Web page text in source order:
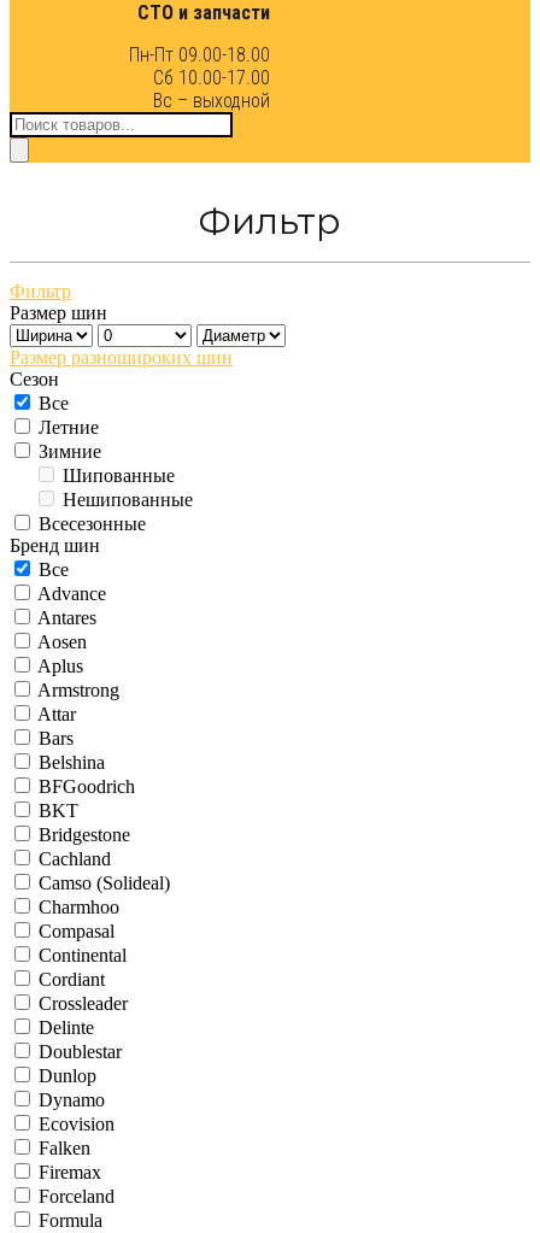
СТО и запчасти
Пн-Пт 09.00-18.00
Сб 10.00-17.00
Вс – выходной
Поиск
товаров
Фильтр
Фильтр
Размер шин
Размер разношироких шин
Сезон
Все
Летние
Зимние
Шипованные
Нешипованные
Всесезонные
Бренд шин
Все
Advance
Antares
Aosen
Aplus
Armstrong
Attar
Bars
Belshina
BFGoodrich
BKT
Bridgestone
Cachland
Camso (Solideal)
Charmhoo
Compasal
Continental
Cordiant
Crossleader
Delinte
Doublestar
Dunlop
Dynamo
Ecovision
Falken
Firemax
Forceland
Formula